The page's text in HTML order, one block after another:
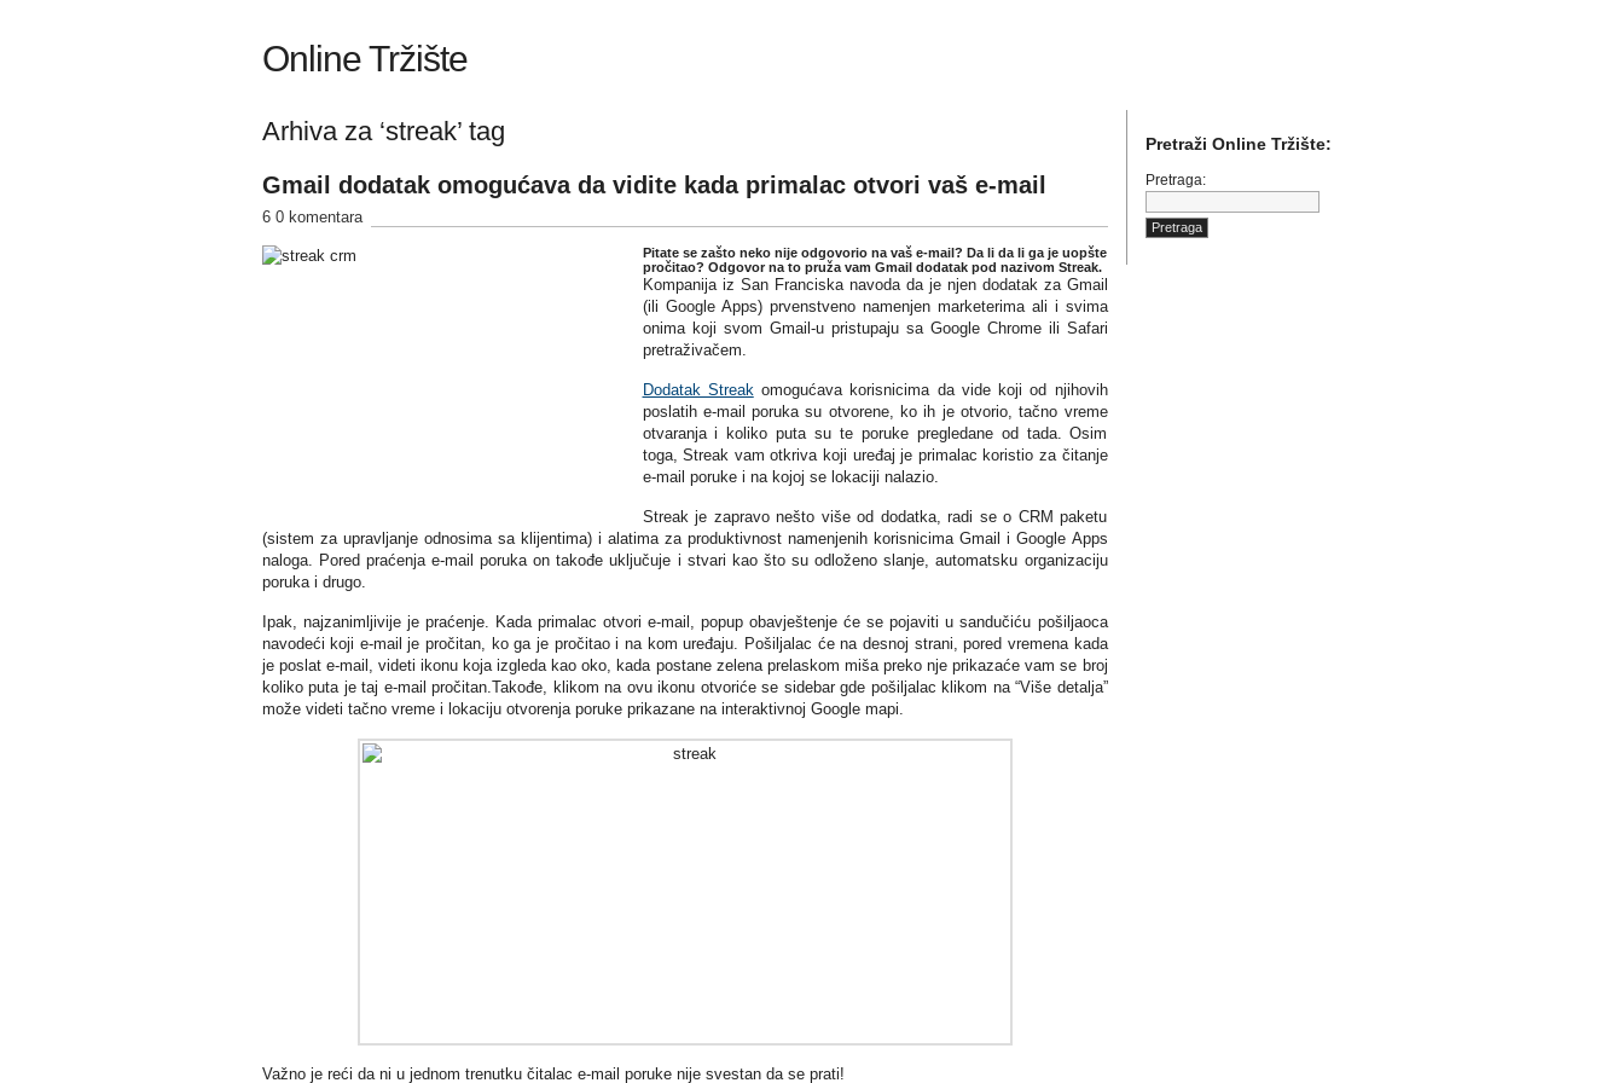
Online Tržište
Arhiva za ‘streak’ tag
Gmail dodatak omogućava da vidite kada primalac otvori vaš e-mail
6 0 komentara
Pitate se zašto neko nije odgovorio na vaš e-mail? Da li da li ga je uopšte
pročitao? Odgovor na to pruža vam Gmail dodatak pod nazivom Streak.
Kompanija iz San Franciska navoda da je njen dodatak za Gmail
(ili Google Apps) prvenstveno namenjen marketerima ali i svima
onima koji svom Gmail-u pristupaju sa Google Chrome ili Safari
pretraživačem.
Dodatak Streakomogućava korisnicima da vide koji od njihovih
poslatih e-mail poruka su otvorene, ko ih je otvorio, tačno vreme
otvaranja i koliko puta su te poruke pregledane od tada. Osim
toga, Streak vam otkriva koji uređaj je primalac koristio za čitanje
e-mail poruke i na kojoj se lokaciji nalazio.
Streak je zapravo nešto više od dodatka, radi se o CRM paketu
(sistem za upravljanje odnosima sa klijentima) i alatima za produktivnost namenjenih korisnicima Gmail i Google Apps
naloga. Pored praćenja e-mail poruka on takođe uključuje i stvari kao što su odloženo slanje, automatsku organizaciju
poruka i drugo.
Ipak, najzanimljivije je praćenje. Kada primalac otvori e-mail, popup obavještenje će se pojaviti u sandučiću pošiljaoca
navodeći koji e-mail je pročitan, ko ga je pročitao i na kom uređaju. Pošiljalac će na desnoj strani, pored vremena kada
je poslat e-mail, videti ikonu koja izgleda kao oko, kada postane zelena prelaskom miša preko nje prikazaće vam se broj
koliko puta je taj e-mail pročitan.Takođe, klikom na ovu ikonu otvoriće se sidebar gde pošiljalac klikom na “Više detalja”
može videti tačno vreme i lokaciju otvorenja poruke prikazane na interaktivnoj Google mapi.
Važno je reći da ni u jednom trenutku čitalac e-mail poruke nije svestan da se prati!
Pretraži Online Tržište:
Pretraga: